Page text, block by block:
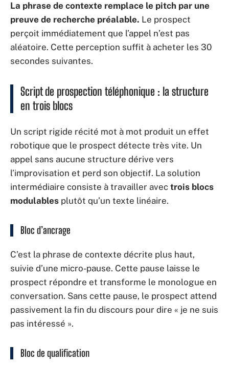
La phrase de contexte remplace le pitch par une
preuve de recherche préalable. Le prospect
perçoit immédiatement que l’appel n’est pas
aléatoire. Cette perception suffit à acheter les 30
secondes suivantes.
Script de prospection téléphonique : la structure
en trois blocs
Un script rigide récité mot à mot produit un effet
robotique que le prospect détecte très vite. Un
appel sans aucune structure dérive vers
l’improvisation et perd son objectif. La solution
intermédiaire consiste à travailler avec trois blocs
modulables plutôt qu’un texte linéaire.
Bloc d’ancrage
C’est la phrase de contexte décrite plus haut,
suivie d’une micro-pause. Cette pause laisse le
prospect répondre et transforme le monologue en
conversation. Sans cette pause, le prospect attend
passivement la fin du discours pour dire « je ne suis
pas intéressé ».
Bloc de qualification